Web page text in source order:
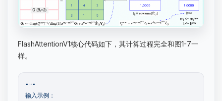
FlashAttentionV1核心代码如下，其计算过程完全和图1-7一
样。
"" "
输入示例：